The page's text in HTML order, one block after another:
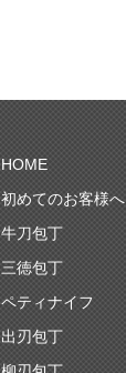
HOME
初めてのお客様へ
牛刀包丁
三徳包丁
ペティナイフ
出刃包丁